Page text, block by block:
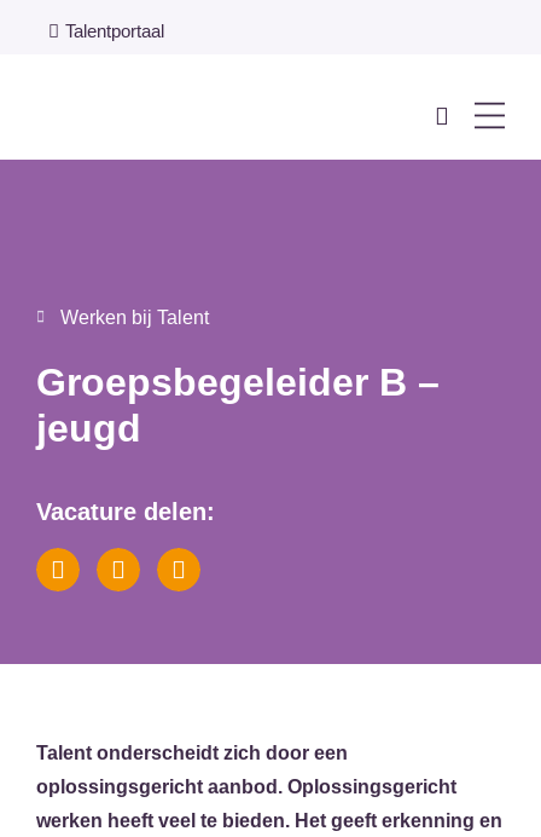
Talentportaal
Werken bij Talent
Groepsbegeleider B –
jeugd
Vacature delen:
Talent onderscheidt zich door een
oplossingsgericht aanbod. Oplossingsgericht
werken heeft veel te bieden. Het geeft erkenning en